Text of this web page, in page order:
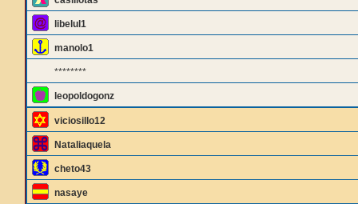
libelul1
manolo1
********
leopoldogonz
viciosillo12
Nataliaquela
cheto43
nasaye